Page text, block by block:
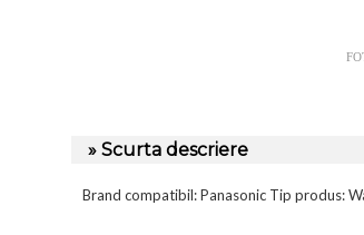
» Scurta descriere
Brand compatibil: Panasonic Tip produs: